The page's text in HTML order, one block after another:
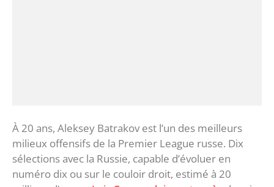
À 20 ans, Aleksey Batrakov est l’un des meilleurs
milieux offensifs de la Premier League russe. Dix
sélections avec la Russie, capable d’évoluer en
numéro dix ou sur le couloir droit, estimé à 20